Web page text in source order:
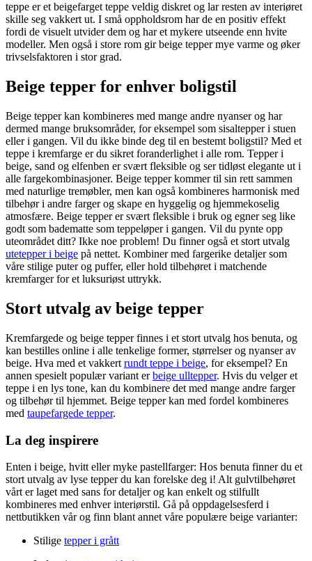
teppe er et beigefarget teppe veldig diskret og lar resten av interiøret
skille seg vakkert ut. I små oppholdsrom har de en positiv effekt
fordi de visuelt utvider dem og har et mykere utseende enn hvite
modeller. Men også i store rom gir beige tepper mye varme og øker
trivselsfaktoren i stor grad.
Beige tepper for enhver boligstil
Beige tepper kan kombineres med mange andre nyanser og har
dermed mange bruksområder, for eksempel som sisaltepper i stuen
eller i gangen. Vil du ikke binde deg til en bestemt boligstil? Med et
teppe i kremfarge er du sikret foranderlighet i alle rom. Tepper i
beige, sand og elfenben er svært fleksible og ser tidløst elegante ut i
alle fargekombinasjoner. Beige tepper kommer til sin rett sammen
med naturlige tremøbler, men kan også kombineres harmonisk med
tilbehør i andre farger og skape en hyggelig og hjemmekoselig
atmosfære. Beige tepper er svært fleksible i bruk og egner seg like
godt som badematte som teppeløper i gangen. Vil du pynte opp
uteområdet ditt? Ikke noe problem! Du finner også et stort utvalg
utetepper i beige på nettet. Kombiner med fargerike detaljer som
våre stilige puter og puffer, eller hold tilbehøret i matchende
kremfarger for et luksuriøst uttrykk.
Stort utvalg av beige tepper
Kremfargede og beige tepper finnes i et stort utvalg hos benuta, og
kan bestilles online i alle tenkelige former, størrelser og nyanser av
beige. Hva med et vakkert rundt teppe i beige, for eksempel? En
annen spesielt populær variant erbeige ulltepper. Hvis du velger et
teppe i en lys tone, kan du kombinere det med mange andre farger
og tilbehør til hjemmet. Beige tepper kan med fordel kombineres
med taupefargede tepper.
La deg inspirere
Enten i beige, hvitt eller myke pastellfarger: Hos benuta finner du et
stort utvalg av lyse tepper du kan forelske deg i! Alt gulvtilbehøret
vårt er laget med sans for detaljer og kan enkelt og stilfullt
kombineres med enhver interiørstil. Gå på oppdagelsesferd i
nettbutikken vår og finn blant annet våre populære beige varianter:
Stilige tepper i grått